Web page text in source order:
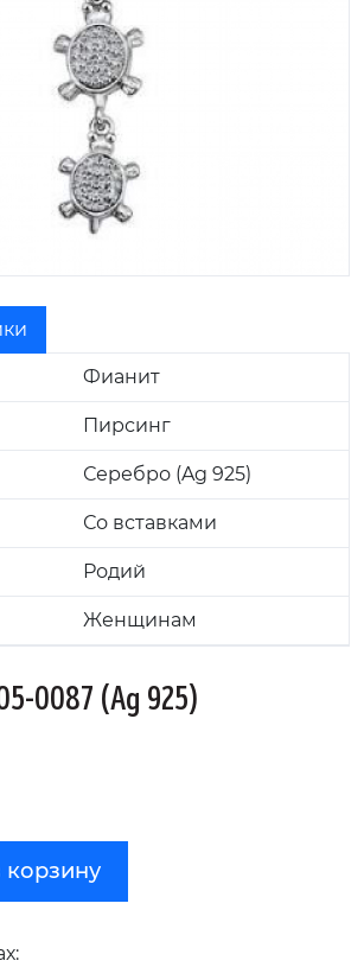
Фианит
Пирсинг
Серебро (Ag 925)
Со вставками
Родий
Женщинам
0087 (Ag 925)
корзину